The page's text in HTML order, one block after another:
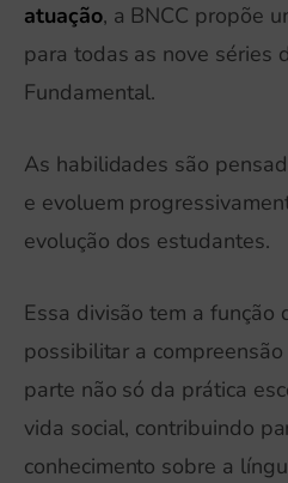
atuação, a BNCC propõe
para todas as nove séries
Fundamental.
As habilidades são
e evoluem
evolução dos estudantes.
Essa divisão tem a função
possibilitar a
parte não só da prática
vida social, contribuindo
conhecimento sobre a